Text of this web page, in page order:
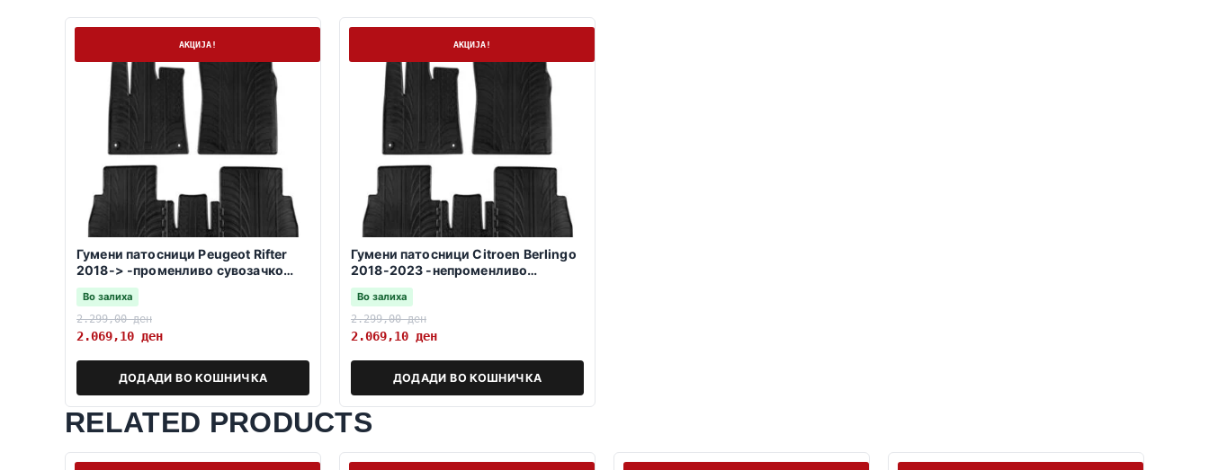
АКЦИЈА!
Гумени патосници Peugeot Rifter
2018-> -променливо сувозачко
седиште-
Во залиха
2.299,00ден
2.069,10 ден
ДОДАДИ ВО КОШНИЧКА
АКЦИЈА!
Гумени патосници Citroen Berlingo
2018-2023 -непроменливо
сувозачко седиште-
Во залиха
2.299,00ден
2.069,10 ден
ДОДАДИ ВО КОШНИЧКА
RELATED PRODUCTS